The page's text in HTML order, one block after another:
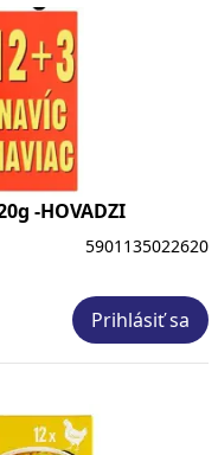
-HOVADZI
5901135022620
Prihlásiť sa